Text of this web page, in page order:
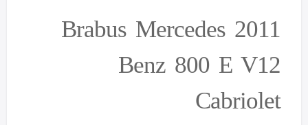
2011 Brabus Mercedes
Benz 800 E V12
Cabriolet